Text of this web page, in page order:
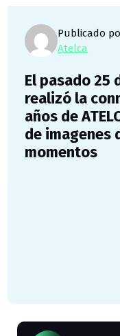
Publicado
Atelca
El pasado 25
realizó la
años de
de imagenes
momentos